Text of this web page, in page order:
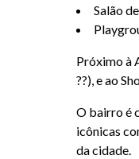
Salão
Próximo à
??), e ao
O bairro é
icônicas
da cidade.